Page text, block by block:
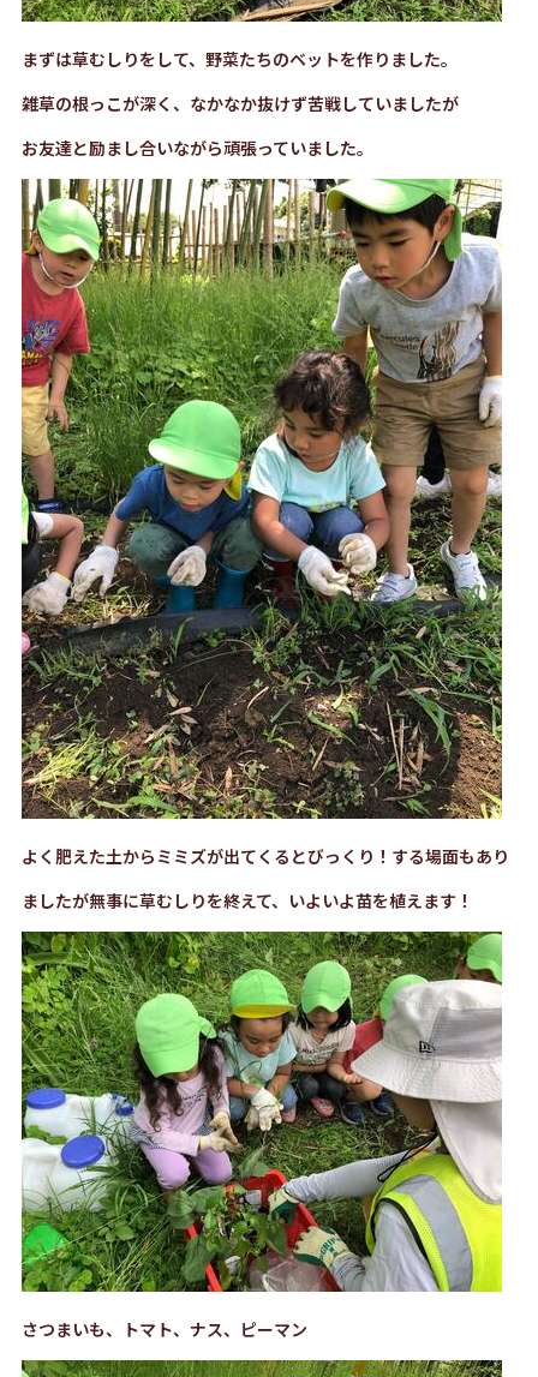
まずは草むしりをして、野菜たちのベットを作りました。
雑草の根っこが深く、なかなか抜けず苦戦していましたが
お友達と励まし合いながら頑張っていました。
よく肥えた土からミミズが出てくるとびっくり！する場面もあり
ましたが無事に草むしりを終えて、いよいよ苗を植えます！
さつまいも、トマト、ナス、ピーマン